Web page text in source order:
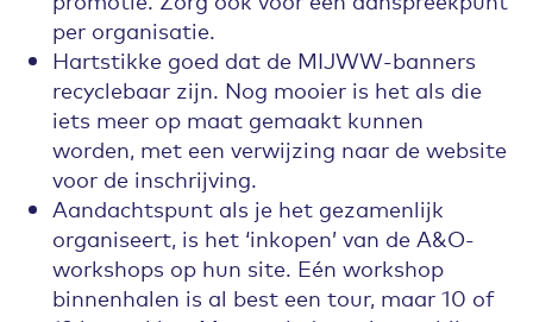
per organisatie.
Hartstikke goed dat de MIJWW-banners
recyclebaar zijn. Nog mooier is het als die
iets meer op maat gemaakt kunnen
worden, met een verwijzing naar de website
voor de inschrijving.
Aandachtspunt als je het gezamenlijk
organiseert, is het ‘inkopen’ van de A&O-
workshops op hun site. Eén workshop
binnenhalen is al best een tour, maar 10 of